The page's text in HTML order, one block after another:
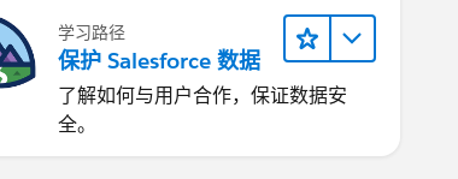
学习路径
保护 Salesforce 数据
了解如何与用户合作，保证数据安
全。